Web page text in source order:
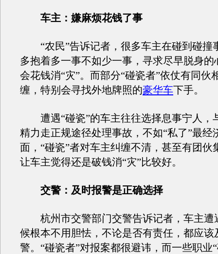
车主：嫌麻烦花钱了事
“农民”告诉记者，很多车主在碰到碰撞
多抱着多一事不如少一事，寻求尽早脱身的
会花钱消“灾”。而部分“碰瓷者”依仗有同伙
缠，特别会寻找外地牌照的豪华车下手。
遭遇“碰瓷”的车主往往选择息事宁人，
精力走正规途径处理事故，不如“私了”最经
面，“碰瓷”者对车主纠缠不清，甚至有团伙
让车主觉得还是破钱消“灾”比较好。
交警：及时报警是正确选择
杭州市交警部门交警告诉记者，车主遭
候根本不用胆怯，不论是否有责任，都应该
警。“碰瓷者”对报案都很避讳，而一些职业